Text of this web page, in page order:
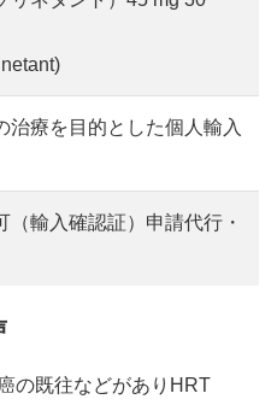
治療を目的とした個人輸入
（輸入確認証）申請代行・
の既往などがありHRT